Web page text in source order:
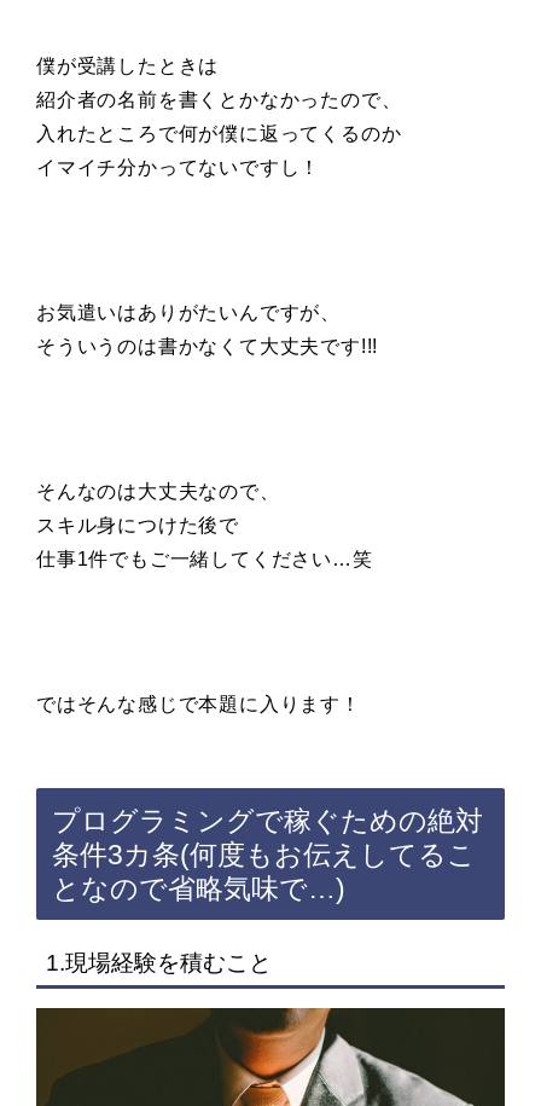
僕が受講したときは
紹介者の名前を書くとかなかったので、
入れたところで何が僕に返ってくるのか
イマイチ分かってないですし！
お気遣いはありがたいんですが、
そういうのは書かなくて大丈夫です!!!
そんなのは大丈夫なので、
スキル身につけた後で
仕事1件でもご一緒してください…笑
ではそんな感じで本題に入ります！
プログラミングで稼ぐための絶対
条件3カ条(何度もお伝えしてるこ
となので省略気味で…)
1.現場経験を積むこと